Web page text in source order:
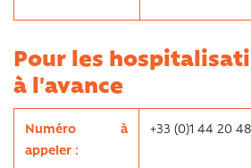
Pour les
à l'avance
Numéro à
appeler :
+33 (0)1 44 20